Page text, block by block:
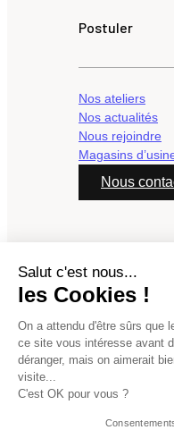
Salut c'est nous...
les Cookies !
On a attendu d'être sûrs que
ce site vous intéresse avant
déranger, mais on aimerait
visite...
C'est OK pour vous ?
UN PROJET ?
Postuler
Nos ateliers
Nos actualités
Nous rejoindre
Magasins
Nous
@2026 - Groupe
Mentions légales